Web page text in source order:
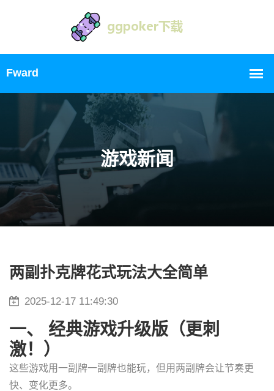
游戏新闻
两副扑克牌花式玩法大全简单
2025-12-17 11:49:30
一、 经典游戏升级版（更刺
激！）
这些游戏用一副牌一副牌也能玩，但用两副牌会让节奏更
快、变化更多。